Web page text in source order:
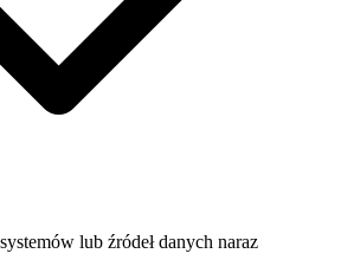
lub źródeł danych naraz